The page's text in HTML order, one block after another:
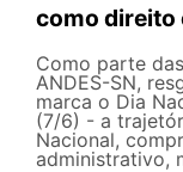
como direito
Como parte
ANDES-SN,
marca o Dia
(7/6) - a
Nacional,
administrativo,